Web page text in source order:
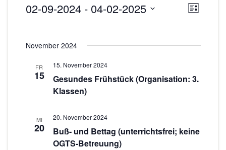
A
s
c
e
V
a
s
t
L
e
02-09-2024 - 04-02-2025
tNovember 2024
FR
15
15. November 2024
Gesundes Frühstück (Organisation: 3.
Klassen)
MI
20
20. November 2024
Buß- und Bettag (unterrichtsfrei; keine
OGTS-Betreuung)